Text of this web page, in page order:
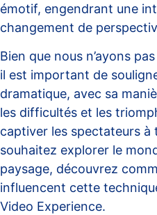
émotif, engendrant une
changement de
Bien que nous n’ayons
il est important de
dramatique, avec sa
les difficultés et les
captiver les spectateurs à
souhaitez explorer le
paysage, découvrez
influencent cette
Video Experience.